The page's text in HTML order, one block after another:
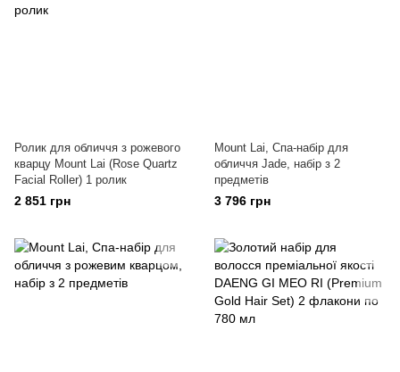
Ролик для обличчя з рожевого
кварцу Mount Lai (Rose Quartz
Facial Roller) 1 ролик
2 851 грн
Mount Lai, Спа-набір для
обличчя Jade, набір з 2
предметів
3 796 грн